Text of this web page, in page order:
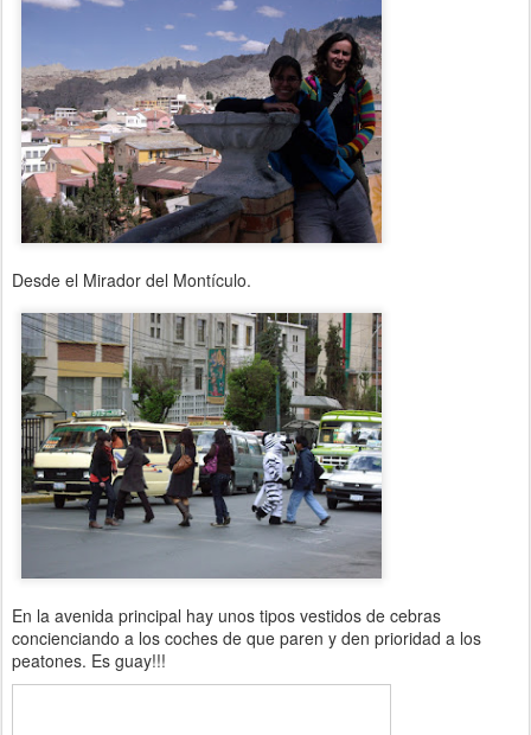
Desde el Mirador del Montículo.
En la avenida principal hay unos tipos vestidos de cebras
concienciando a los coches de que paren y den prioridad a los
peatones. Es guay!!!